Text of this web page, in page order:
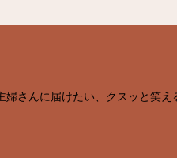
さんに届けたい、クスッと笑え